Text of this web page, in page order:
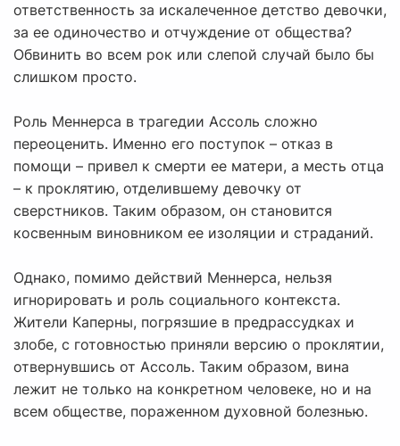
ответственность за искалеченное детство девочки,
за ее одиночество и отчуждение от общества?
Обвинить во всем рок или слепой случай было бы
слишком просто.
Роль Меннерса в трагедии Ассоль сложно
переоценить. Именно его поступок – отказ в
помощи – привел к смерти ее матери, а месть отца
– к проклятию, отделившему девочку от
сверстников. Таким образом, он становится
косвенным виновником ее изоляции и страданий.
Однако, помимо действий Меннерса, нельзя
игнорировать и роль социального контекста.
Жители Каперны, погрязшие в предрассудках и
злобе, с готовностью приняли версию о проклятии,
отвернувшись от Ассоль. Таким образом, вина
лежит не только на конкретном человеке, но и на
всем обществе, пораженном духовной болезнью.